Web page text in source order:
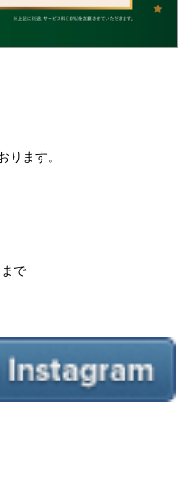
ります。
で